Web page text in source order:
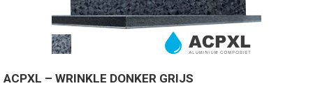
ACPXL – WRINKLE DONKER GRIJS